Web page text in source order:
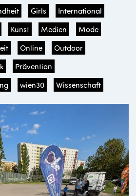
Girls
International
Kunst Medien
Mode
Online
Outdoor
Prävention
wien30 Wissenschaft